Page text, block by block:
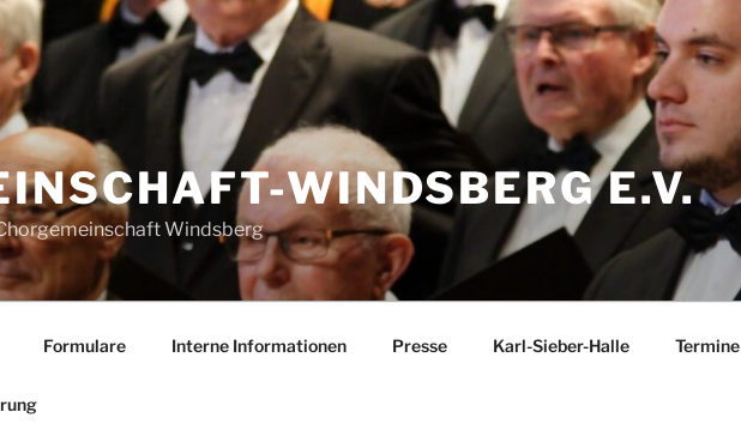
WINDSBERG E.V.
Windsberg
Formulare Interne Informationen Presse Karl-Sieber-Halle Termine